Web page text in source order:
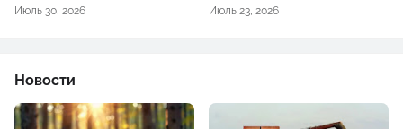
Июль 30, 2026 Июль 23, 2026
Новости